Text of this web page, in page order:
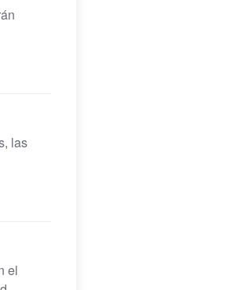
las
el